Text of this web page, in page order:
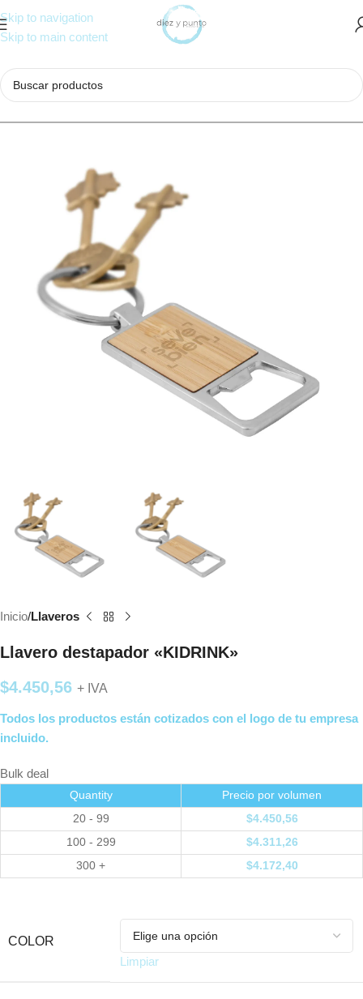
Skip to navigation
Skip to main content
Inicio Llaveros
Llavero destapador «KIDRINK»
$4.450,56 + IVA
Todos los productos están cotizados con el logo de tu empresa
incluido.
Bulk deal
Quantity
Precio por volumen
20 - 99
$4.450,56
100 - 299
$4.311,26
300 +
$4.172,40
COLOR
Limpiar